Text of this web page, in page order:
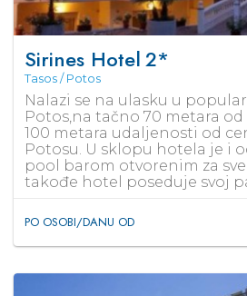
Sirines Hotel2*
Tasos / Potos
Nalazi se na ulasku u
Potos,na tačno 70 metara
100 metara udaljenosti od
Potosu. U sklopu hotela je i
pool barom otvorenim za
takođe hotel poseduje svoj
PO OSOBI/DANU OD